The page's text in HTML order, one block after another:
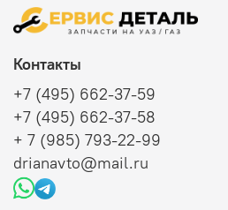
Контакты
+7 (495) 662-37-59
+7 (495) 662-37-58
+ 7 (985) 793-22-99
drianavto@mail.ru